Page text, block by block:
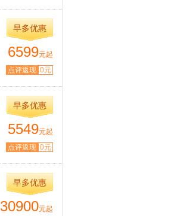
早多优惠
6599元起
点评返现 0元
早多优惠
5549元起
点评返现 0元
早多优惠
30900元起